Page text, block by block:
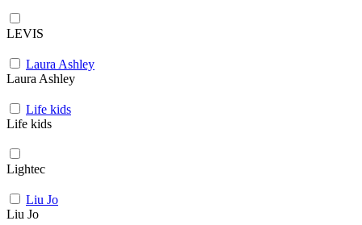
LEVIS
Laura Ashley
Laura Ashley
Life kids
Life kids
Lightec
Liu Jo
Liu Jo